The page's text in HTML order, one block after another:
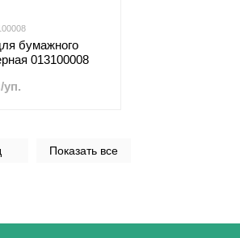
бумажного
013100008
уп.
Показать все